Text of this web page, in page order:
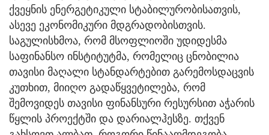
ქვეყნის ენერგეტიკული სტაბილურობისათვის,
ასევე ეკონომიკური მდგრადობისთვის.
საგულისხმოა, რომ მსოფლიოში უდიდესმა
საფინანსო ინსტიტუტმა, რომელიც ცნობილია
თავისი მაღალი სტანდარტებით გარემოსდაცვის
კუთხით, მიიღო გადაწყვეტილება, რომ
შემოვიდეს თავისი ფინანსური რესურსით აჭარის
წყლის პროექტში და დარიალჰესზე. თქვენ